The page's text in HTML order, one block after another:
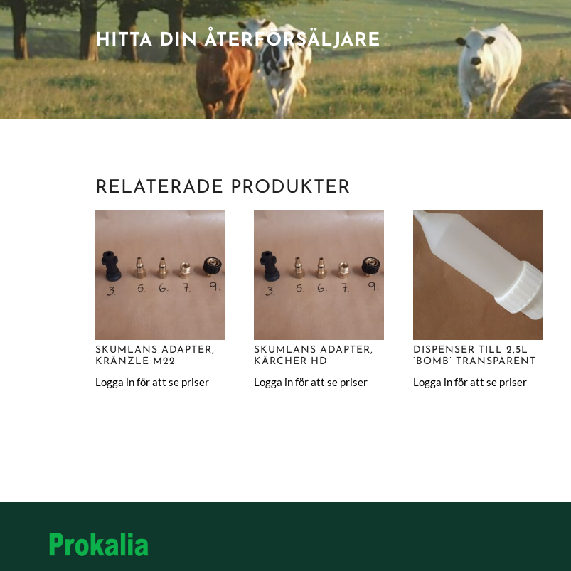
HITTA DIN ÅTERFÖRSÄLJARE
RELATERADE PRODUKTER
SKUMLANS ADAPTER,
KRÄNZLE M22
Logga in för att se priser
SKUMLANS ADAPTER,
KÄRCHER HD
Logga in för att se priser
DISPENSER TILL 2,5L
‘BOMB’ TRANSPARENT
Logga in för att se priser